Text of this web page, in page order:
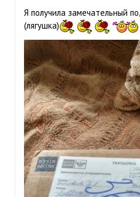
Я получила замечательный
(лягушка)